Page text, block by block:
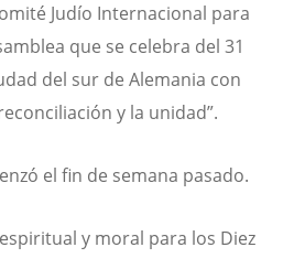
Judío Internacional para
que se celebra del 31
del sur de Alemania con
y la unidad”.
el fin de semana pasado.
y moral para los Diez